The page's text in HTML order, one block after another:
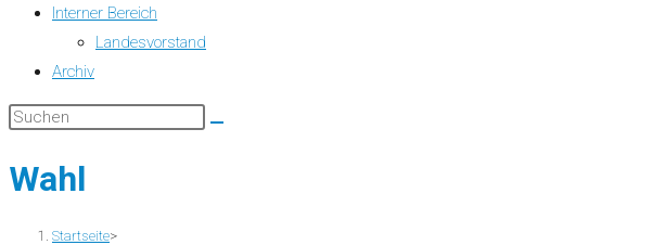
Interner Bereich
Landesvorstand
Archiv
Wahl
Startseite>